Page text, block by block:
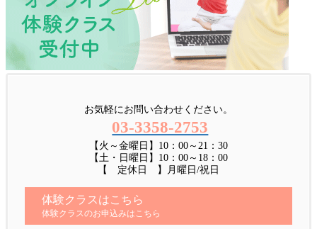
お気軽にお問い合わせください。
03-3358-2753
【火～金曜日】10：00～21：30
【土・日曜日】10：00～18：00
【 定休日 】月曜日/祝日
体験クラスはこちら
体験クラスのお申込みはこちら